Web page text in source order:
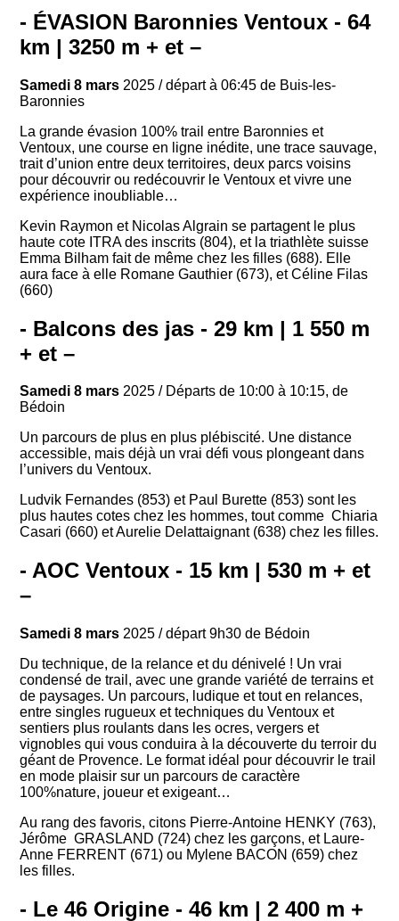
- ÉVASION Baronnies Ventoux - 64
km | 3250 m + et –
Samedi 8 mars 2025 / départ à 06:45 de Buis-les-
Baronnies
La grande évasion 100% trail entre Baronnies et
Ventoux, une course en ligne inédite, une trace sauvage,
trait d’union entre deux territoires, deux parcs voisins
pour découvrir ou redécouvrir le Ventoux et vivre une
expérience inoubliable…
Kevin Raymon et Nicolas Algrain se partagent le plus
haute cote ITRA des inscrits (804), et la triathlète suisse
Emma Bilham fait de même chez les filles (688). Elle
aura face à elle Romane Gauthier (673), et Céline Filas
(660)
- Balcons des jas - 29 km | 1 550 m
+ et –
Samedi 8 mars 2025 / Départs de 10:00 à 10:15, de
Bédoin
Un parcours de plus en plus plébiscité. Une distance
accessible, mais déjà un vrai défi vous plongeant dans
l’univers du Ventoux.
Ludvik Fernandes (853) et Paul Burette (853) sont les
plus hautes cotes chez les hommes, tout comme Chiaria
Casari (660) et Aurelie Delattaignant (638) chez les filles.
- AOC Ventoux - 15 km | 530 m + et
–
Samedi 8 mars 2025 / départ 9h30 de Bédoin
Du technique, de la relance et du dénivelé ! Un vrai
condensé de trail, avec une grande variété de terrains et
de paysages. Un parcours, ludique et tout en relances,
entre singles rugueux et techniques du Ventoux et
sentiers plus roulants dans les ocres, vergers et
vignobles qui vous conduira à la découverte du terroir du
géant de Provence. Le format idéal pour découvrir le trail
en mode plaisir sur un parcours de caractère
100%nature, joueur et exigeant…
Au rang des favoris, citons Pierre-Antoine HENKY (763),
Jérôme GRASLAND (724) chez les garçons, et Laure-
Anne FERRENT (671) ou Mylene BACON (659) chez
les filles.
- Le 46 Origine - 46 km | 2 400 m +